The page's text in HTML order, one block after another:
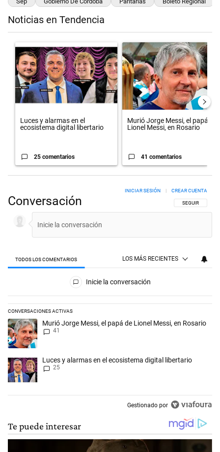
Noticias en Tendencia
Un artículo de tendencia con el título "Luces y alarmas en el
Luces y alarmas en el
ecosistema digital libertario
25 comentarios
Un artículo de tendencia con el
Murió Jorge Messi, el papá de
Lionel Messi, en Rosario
41 comentarios
Conversación SIGA ESTA
SEGUIR
INICIAR SESIÓN CREAR CUENTA
TODOS LOS COMENTARIOS LOS MÁS RECIENTES
Todos los comentarios
Inicie la conversación
CONVERSACIONES ACTIVAS
Este listado muestra los artículos con más comentarios en los
Un artículo de tendencia con el título "Murió Jorge Messi, el papá de
Murió Jorge Messi, el papá de Lionel Messi, en Rosario
41
Un artículo de tendencia con el título "Luces y alarmas en el
Luces y alarmas en el ecosistema digital libertario
25
Gestionado por